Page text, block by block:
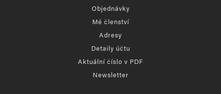
Objednávky
Mé členství
Adresy
Detaily účtu
Aktuální číslo v PDF
Newsletter